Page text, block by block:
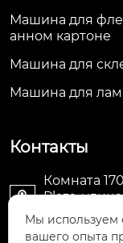
Машина для
анном картоне
Машина для
Машина для
Контакты

Комната
Plaza,
Ханчжоу,
Мы используем
вашего опыта